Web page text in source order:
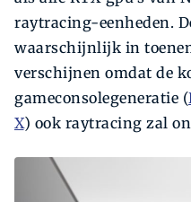
raytracing-eenheden.
waarschijnlijk in
verschijnen omdat de
gameconsolegeneratie (
X) ook raytracing zal